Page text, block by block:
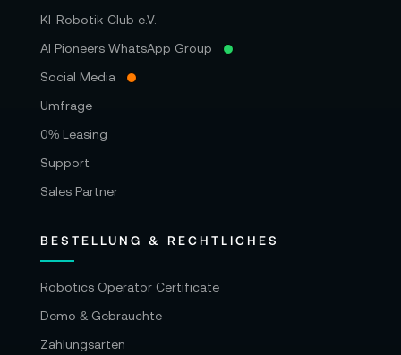
KI-Robotik-Club e.V.
AI Pioneers WhatsApp Group
Social Media
Umfrage
0% Leasing
Support
Sales Partner
BESTELLUNG & RECHTLICHES
Robotics Operator Certificate
Demo & Gebrauchte
Zahlungsarten